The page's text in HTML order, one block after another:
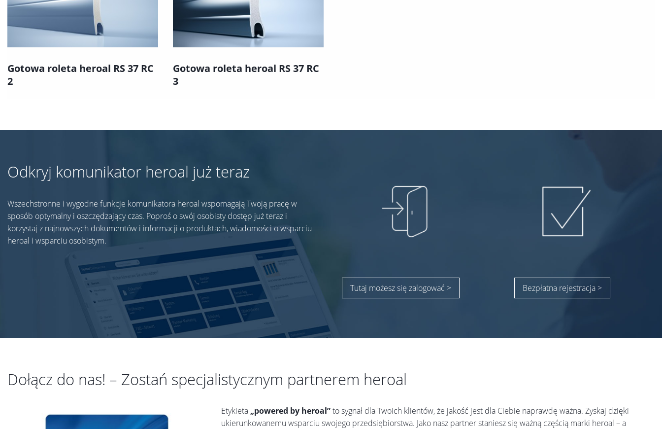
Gotowa roleta heroal RS 37 RC
2
Gotowa roleta heroal RS 37 RC
3
Odkryj komunikator heroal już teraz
Wszechstronne i wygodne funkcje komunikatora heroal wspomagają Twoją pracę w
sposób optymalny i oszczędzający czas. Poproś o swój osobisty dostęp już teraz i
korzystaj z najnowszych dokumentów i informacji o produktach, wiadomości o wsparciu
heroal i wsparciu osobistym.
Tutaj możesz się zalogować > Bezpłatna rejestracja >
Dołącz do nas! – Zostań specjalistycznym partnerem heroal
Etykieta „powered by heroal”to sygnał dla Twoich klientów, że jakość jest dla Ciebie naprawdę ważna. Zyskaj dzięki
ukierunkowanemu wsparciu swojego przedsiębiorstwa. Jako nasz partner staniesz się ważną częścią marki heroal – a